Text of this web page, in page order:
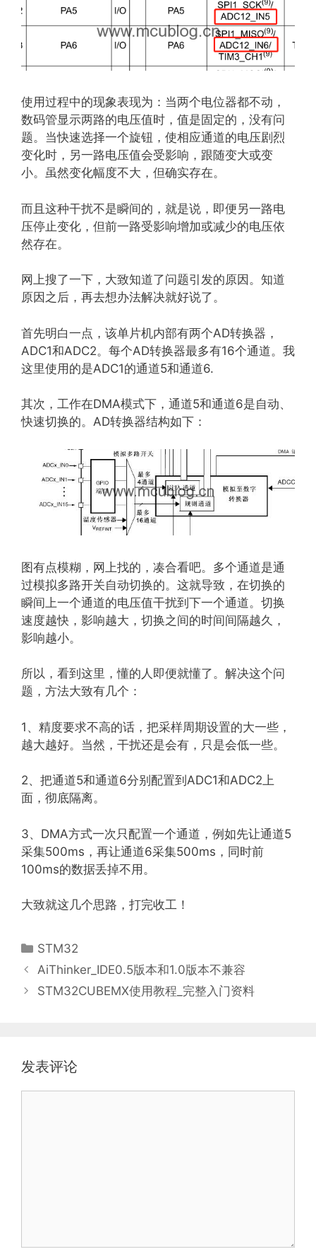
使用过程中的现象表现为：当两个电位器都不动，
数码管显示两路的电压值时，值是固定的，没有问
题。当快速选择一个旋钮，使相应通道的电压剧烈
变化时，另一路电压值会受影响，跟随变大或变
小。虽然变化幅度不大，但确实存在。
而且这种干扰不是瞬间的，就是说，即便另一路电
压停止变化，但前一路受影响增加或减少的电压依
然存在。
网上搜了一下，大致知道了问题引发的原因。知道
原因之后，再去想办法解决就好说了。
首先明白一点，该单片机内部有两个AD转换器，
ADC1和ADC2。每个AD转换器最多有16个通道。我
这里使用的是ADC1的通道5和通道6.
其次，工作在DMA模式下，通道5和通道6是自动、
快速切换的。AD转换器结构如下：
图有点模糊，网上找的，凑合看吧。多个通道是通
过模拟多路开关自动切换的。这就导致，在切换的
瞬间上一个通道的电压值干扰到下一个通道。切换
速度越快，影响越大，切换之间的时间间隔越久，
影响越小。
所以，看到这里，懂的人即便就懂了。解决这个问
题，方法大致有几个：
1、精度要求不高的话，把采样周期设置的大一些，
越大越好。当然，干扰还是会有，只是会低一些。
2、把通道5和通道6分别配置到ADC1和ADC2上
面，彻底隔离。
3、DMA方式一次只配置一个通道，例如先让通道5
采集500ms，再让通道6采集500ms，同时前
100ms的数据丢掉不用。
大致就这几个思路，打完收工！
分
类
STM32
AiThinker_IDE0.5版本和1.0版本不兼容
STM32CUBEMX使用教程_完整入门资料
发表评论